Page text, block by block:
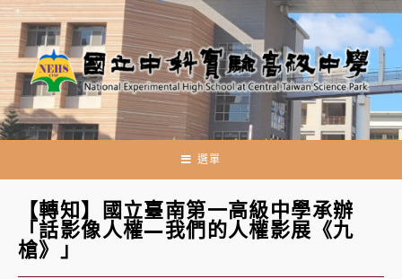
跳
轉
至
主
要
內
選單
【轉知】國立臺南第一高級中學承辦
「話影像人權—我們的人權影展《九
槍》」